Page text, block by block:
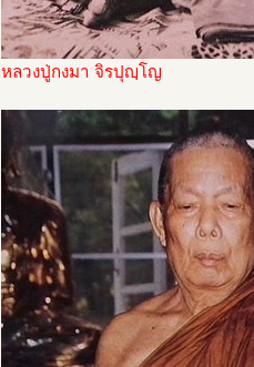
หลวงปู่กงมา จิรปุญฺโญ